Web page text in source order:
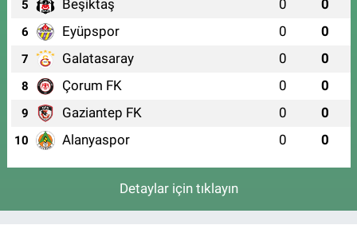
0 (224) 239 44 55
Uluçınar Eczanesi
Demirtaş Cumhuriyet Mahallesi, Küçük Sanayi 3 Caddesi No:57 A
Osmangazi Bursa
0 (224) 262 93 21
5 Beşiktaş 0 0
6 Eyüpspor 0 0
7 Galatasaray 0 0
8 Çorum FK 0 0
9 Gaziantep FK 0 0
10 Alanyaspor 0 0
Detaylar için tıklayın